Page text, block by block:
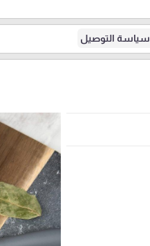
سياسة التوصيل